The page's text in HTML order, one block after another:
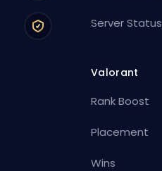
Server Status
Valorant
Rank Boost
Placement
Wins